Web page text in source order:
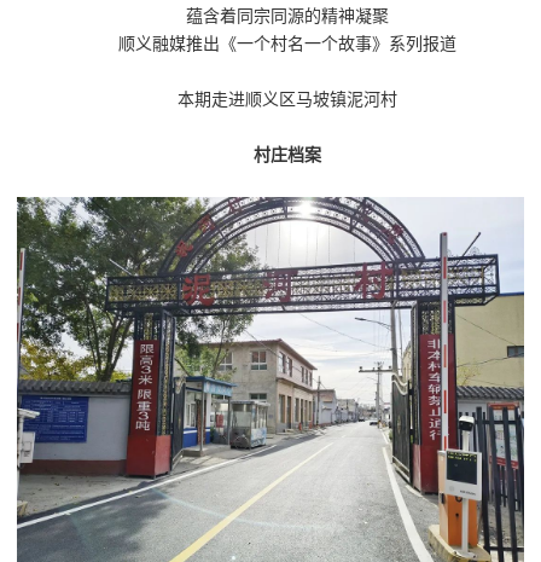
蕴含着同宗同源的精神凝聚
顺义融媒推出《一个村名一个故事》系列报道
本期走进顺义区马坡镇泥河村
村庄档案